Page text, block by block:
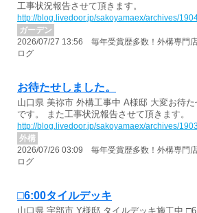
工事状況報告させて頂きます。
http://blog.livedoor.jp/sakoyamaex/archives/
ガーデン
2026/07/27 13:56 毎年受賞歴多数！外構専門
ログ
お待たせしました。
山口県 美祢市 外構工事中 A様邸 大変お待
です。 また工事状況報告させて頂きます。
http://blog.livedoor.jp/sakoyamaex/archives/
外構
2026/07/26 03:09 毎年受賞歴多数！外構専門
ログ
□6:00タイルデッキ
山口県 宇部市 Y様邸 タイルデッキ施工中